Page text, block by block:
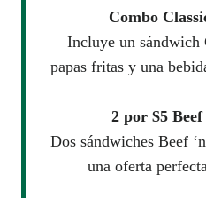
Combo
Incluye un sándwich
papas fritas y una
2 por $5
Dos sándwiches Beef
una oferta